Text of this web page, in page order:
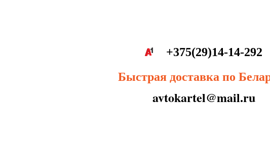
+375(29)14-14-292
Быстрая доставка по
avtokartel@mail.ru